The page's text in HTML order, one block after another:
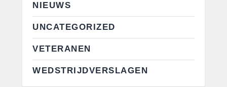
NIEUWS
UNCATEGORIZED
VETERANEN
WEDSTRIJDVERSLAGEN